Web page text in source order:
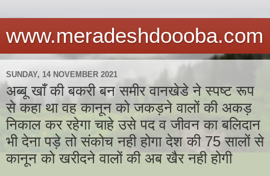
www.meradeshdoooba.com
SUNDAY, 14 NOVEMBER 2021
अब्बू खाँ की बकरी बन समीर वानखेडे ने स्पष्ट रूप
से कहा था वह कानून को जकड़ने वालों की अकड़
निकाल कर रहेगा चाहे उसे पद व जीवन का बलिदान
भी देना पड़े तो संकोच नही होगा देश की 75 सालों से
कानून को खरीदने वालों की अब खैर नही होगी